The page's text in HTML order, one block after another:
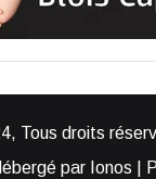
Tous droits
par Ionos |